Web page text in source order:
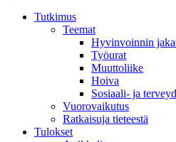
Tutkimus
Teemat
Hyvinvoin­nin
Työurat
Muutto­liike
Hoiva
Sosiaali- ja
Vuorovaikutus
Ratkaisuja tieteestä
Tulokset